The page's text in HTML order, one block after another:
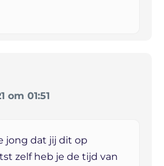
om 01:51
jong dat jij dit op
zelf heb je de tijd van